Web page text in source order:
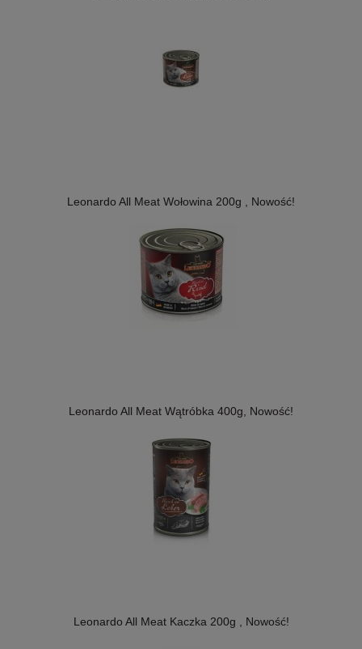
Leonardo All Meat Wołowina 200g , Nowość!
Leonardo All Meat Wątróbka 400g, Nowość!
Leonardo All Meat Kaczka 200g , Nowość!